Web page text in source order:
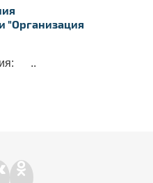
"Организация
..